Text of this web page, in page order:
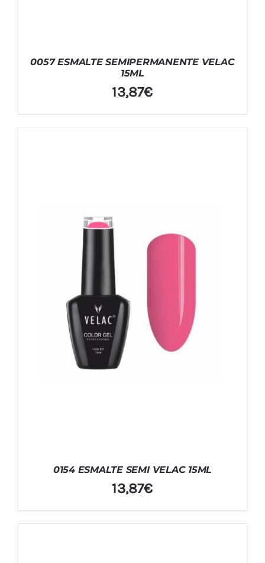
0057 ESMALTE SEMIPERMANENTE VELAC
15ML
13,87€
0154 ESMALTE SEMI VELAC 15ML
13,87€